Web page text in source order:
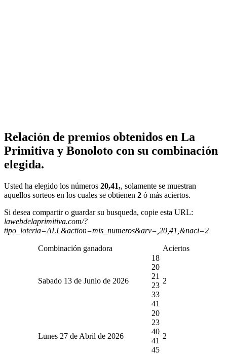
Relación de premios obtenidos en La
Primitiva y Bonoloto con su combinación
elegida.
Usted ha elegido los números 20,41,, solamente se muestran
aquellos sorteos en los cuales se obtienen 2 ó más aciertos.
Si desea compartir o guardar su busqueda, copie esta URL:
lawebdelaprimitiva.com/?
tipo_loteria=ALL&action=mis_numeros&arv=,20,41,&naci=2
Combinación ganadora Aciertos
Sabado 13 de Junio de 2026
18
20
21
23
33
41
2
Lunes 27 de Abril de 2026
20
23
40
41
45
2